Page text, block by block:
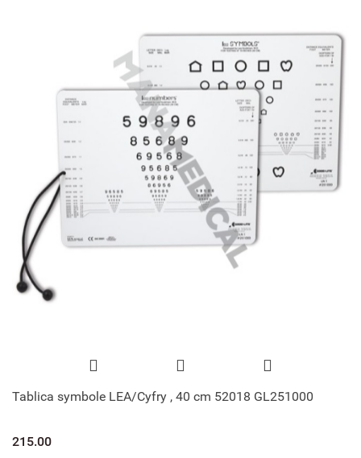
Tablica symbole LEA/Cyfry , 40 cm 52018 GL251000
215.00